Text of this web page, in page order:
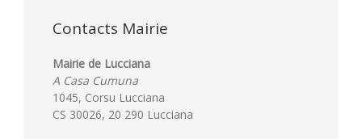
Contacts Mairie
Mairie de Lucciana
A Casa Cumuna
1045, Corsu Lucciana
CS 30026, 20 290 Lucciana